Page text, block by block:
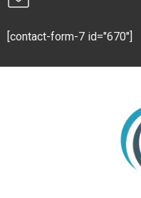
[contact-form-7 id="670"]